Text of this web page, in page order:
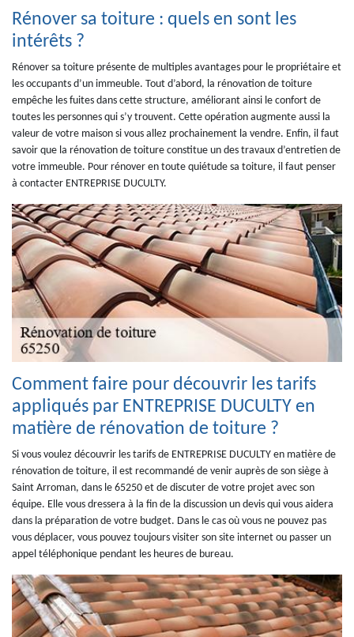
Rénover sa toiture : quels en sont les
intérêts ?
Rénover sa toiture présente de multiples avantages pour le propriétaire et
les occupants d’un immeuble. Tout d’abord, la rénovation de toiture
empêche les fuites dans cette structure, améliorant ainsi le confort de
toutes les personnes qui s’y trouvent. Cette opération augmente aussi la
valeur de votre maison si vous allez prochainement la vendre. Enfin, il faut
savoir que la rénovation de toiture constitue un des travaux d’entretien de
votre immeuble. Pour rénover en toute quiétude sa toiture, il faut penser
à contacter ENTREPRISE DUCULTY.
Comment faire pour découvrir les tarifs
appliqués par ENTREPRISE DUCULTY en
matière de rénovation de toiture ?
Si vous voulez découvrir les tarifs de ENTREPRISE DUCULTY en matière de
rénovation de toiture, il est recommandé de venir auprès de son siège à
Saint Arroman, dans le 65250 et de discuter de votre projet avec son
équipe. Elle vous dressera à la fin de la discussion un devis qui vous aidera
dans la préparation de votre budget. Dans le cas où vous ne pouvez pas
vous déplacer, vous pouvez toujours visiter son site internet ou passer un
appel téléphonique pendant les heures de bureau.